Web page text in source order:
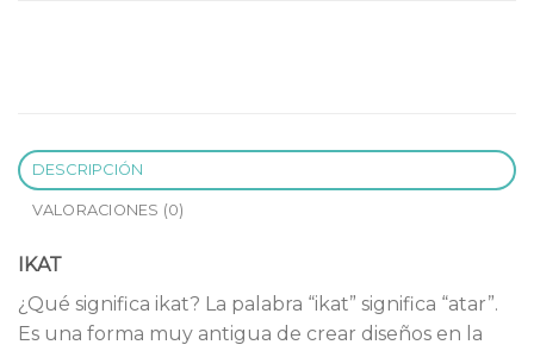
DESCRIPCIÓN
VALORACIONES (0)
IKAT
¿Qué significa ikat? La palabra “ikat” significa “atar”.
Es una forma muy antigua de crear diseños en la